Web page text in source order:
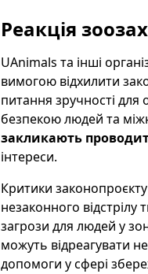
Реакція
UAnimals та інші
вимогою відхилити
питання зручності для
безпекою людей та
закликають
інтереси.
Критики
незаконного
загрози для людей у
можуть відреагувати
допомоги у сфері